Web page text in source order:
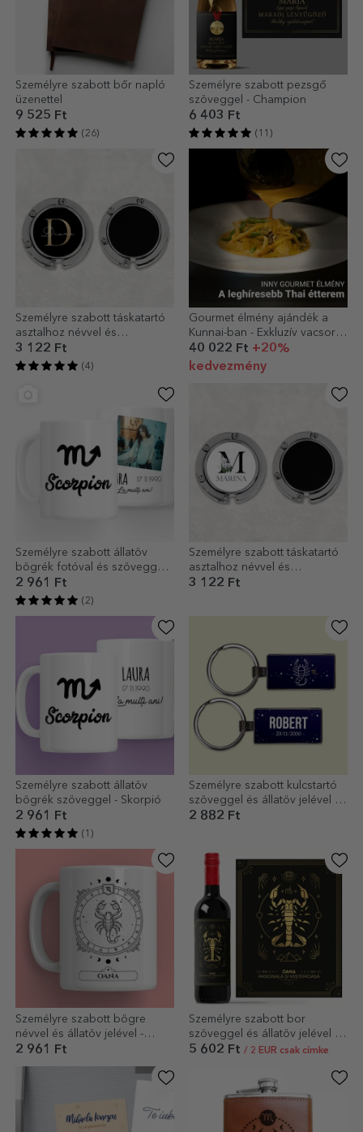
Személyre szabott bőr napló
üzenettel
9 525 Ft
(26)
Személyre szabott pezsgő
szöveggel - Champion
6 403 Ft
(11)
Személyre szabott táskatartó
asztalhoz névvel és
kezdőbetűvel - Arany
3 122 Ft
(4)
Gourmet élmény ajándék a
Kunnai-ban - Exkluzív vacsora
a leghíresebb thai étteremben
40 022 Ft +20%
kedvezmény
Személyre szabott állatöv
bögrék fotóval és szöveggel -
Skorpió
2 961 Ft
(2)
Személyre szabott táskatartó
asztalhoz névvel és
kezdőbetűvel - Virágos
3 122 Ft
Személyre szabott állatöv
bögrék szöveggel - Skorpió
2 961 Ft
(1)
Személyre szabott kulcstartó
szöveggel és állatöv jelével -
Skorpió
2 882 Ft
Személyre szabott bögre
névvel és állatöv jelével -
Skorpió
2 961 Ft
Személyre szabott bor
szöveggel és állatöv jelével -
Skorpió
5 602 Ft / 2 EUR csak címke